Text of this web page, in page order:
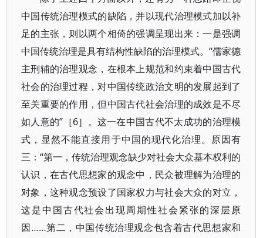
中国传统治理模式的缺陷，并以现代治理模式加以补
足的主张，则以两个相倚的强调呈现出来：一是强调
中国传统治理是具有结构性缺陷的治理模式。“儒家德
主刑辅的治理观念，在根本上规范和约束着中国古代
社会的治理过程，对中国传统政治文明的发展起到了
至关重要的作用，但中国古代社会治理的成效是不尽
如人意的”［6］。这一在中国古代不太成功的治理模
式，显然不能直接用于中国的现代化治理。原因有
三：“第一，传统治理观念缺少对社会大众基本权利的
认识，在古代思想家的观念中，民众被理解为治理的
对象，这种观念预设了国家权力与社会大众的对立，
这是中国古代社会出现周期性社会紧张的深层原
因……第二，中国传统治理观念包含着古代思想家和